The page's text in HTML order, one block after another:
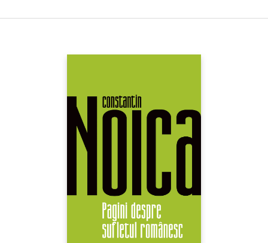
prieten din ţară, se opreşte asupra câtorva teme fundamentale
ale vieţii şi istoriei americane: Părinţii Fondatori şi simbolurile
naţionale, sistemul electoral şi apropiatele alegeri, armata,
antiamericanismul, asistenţa medicală, solidaritatea umană,
Prieteni, vecini, simpli cunoscuţi contribuie şi ei - prin prezenţa şi
lumii americane, iar portretele lor, extrem de vii, dau culoare şi
căldură tabloului de ansamblu.